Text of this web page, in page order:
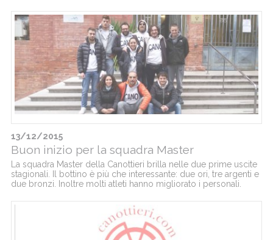
13/12/2015
Buon inizio per la squadra Master
La squadra Master della Canottieri brilla nelle due prime uscite
stagionali. Il bottino è più che interessante: due ori, tre argenti e
due bronzi. Inoltre molti atleti hanno migliorato i personali.